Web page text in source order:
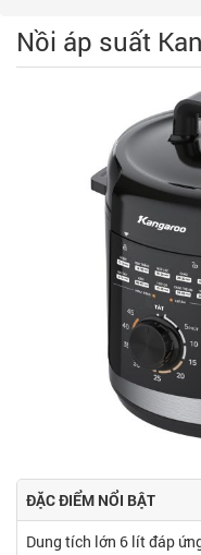
Nồi áp suất
ĐẶC ĐIỂM NỔI BẬT
Dung tích lớn 6 lít đáp